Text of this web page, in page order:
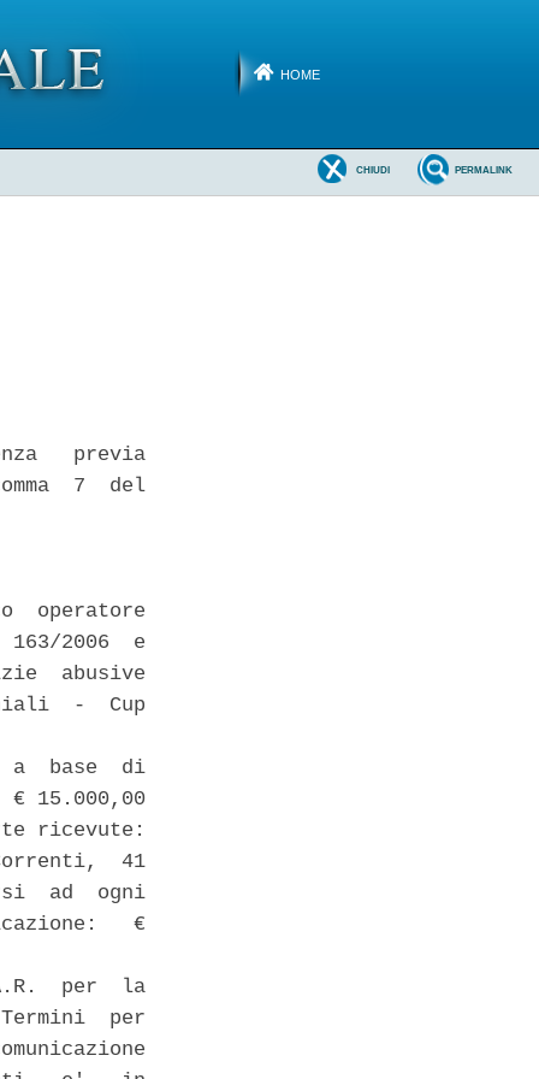
HOME
PERMALINK
CHIUDI
previa
7  del
operatore
2006  e
abusive
-  Cup
a  base  di
€ 15.000,00
ricevute:
41
ad  ogni
€
per  la
per